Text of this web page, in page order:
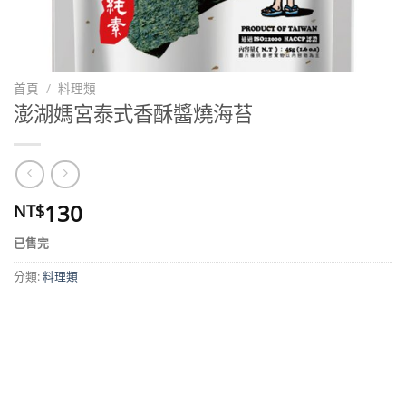
首頁 / 料理類
澎湖媽宮泰式香酥醬燒海苔
NT$130
已售完
分類:料理類